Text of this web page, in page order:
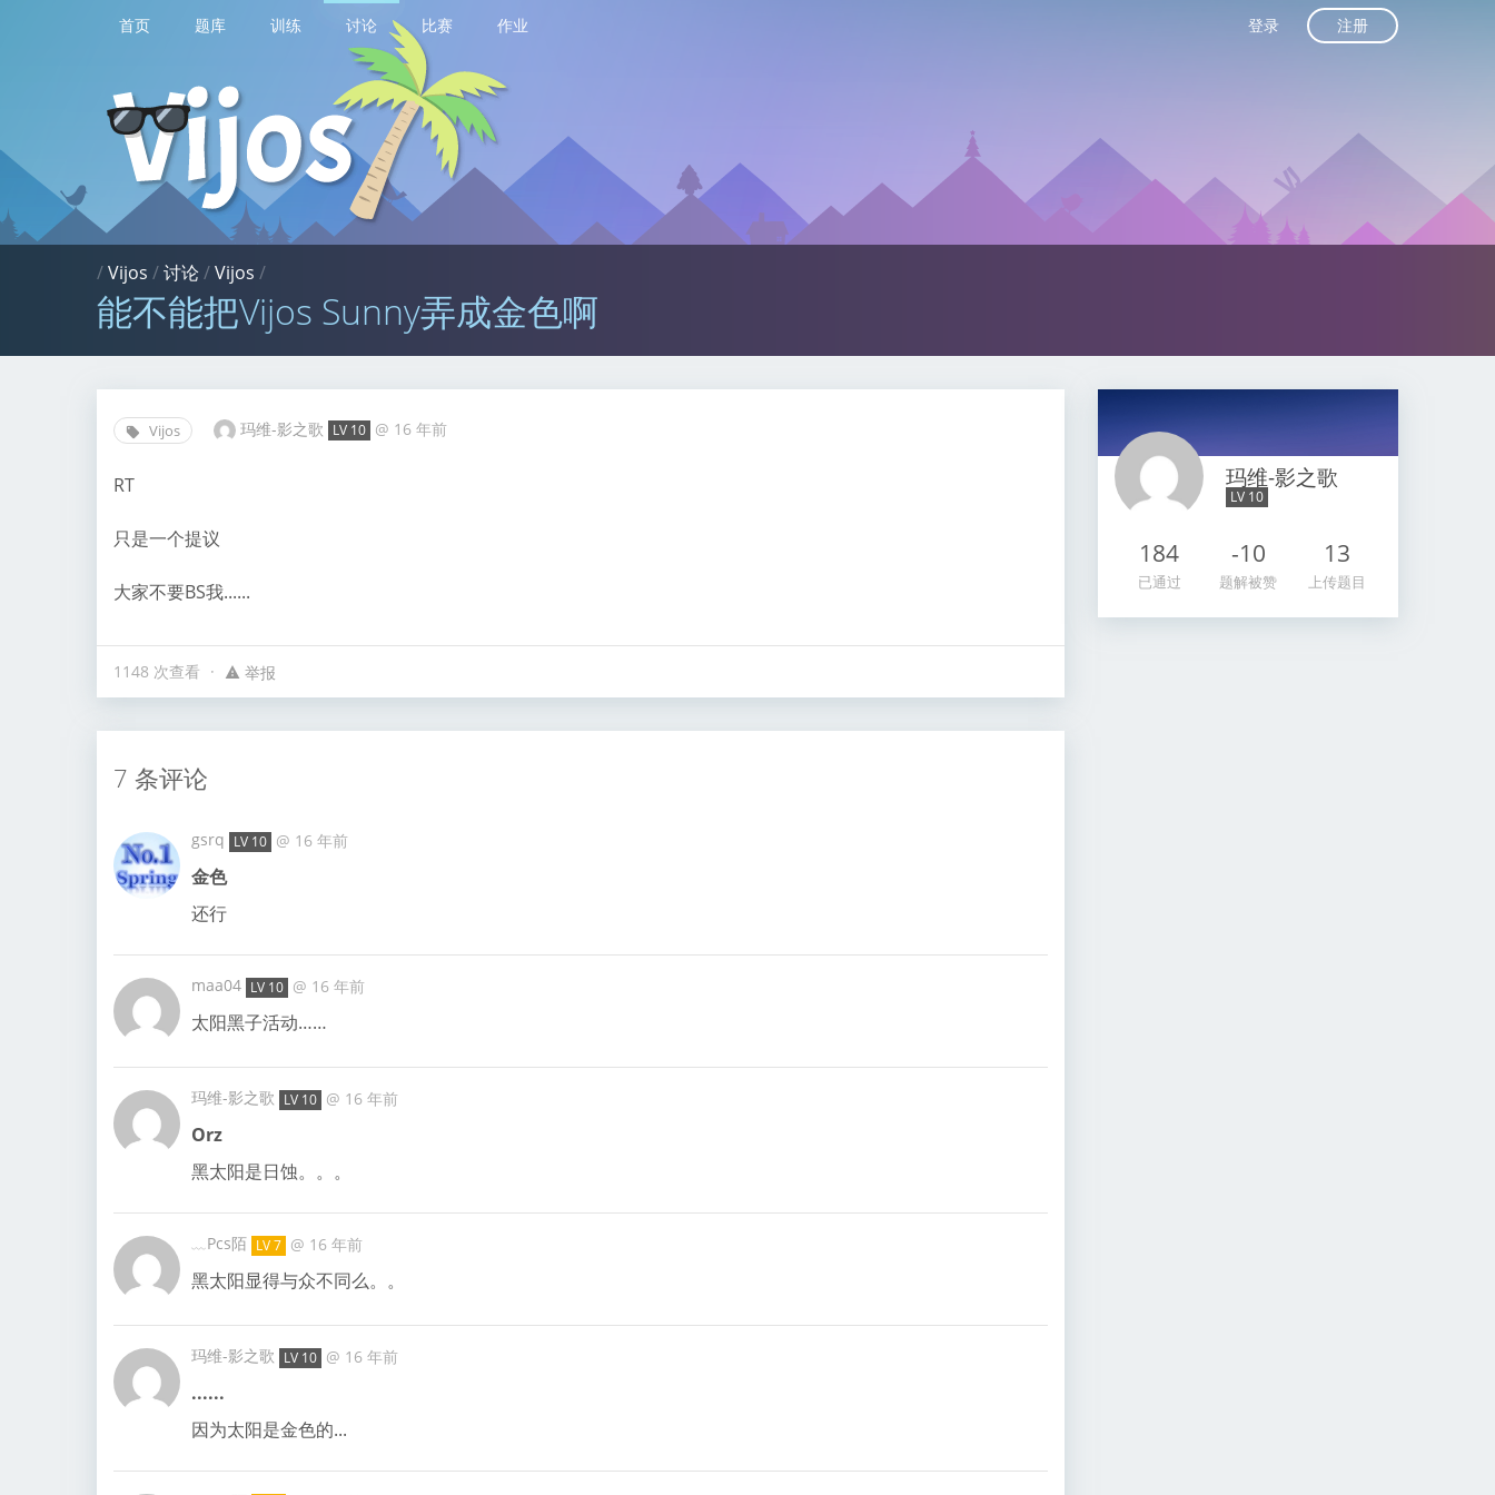
首页 题库 训练 讨论 比赛 作业 登录 注册
/Vijos /讨论/Vijos /
能不能把Vijos Sunny弄成金色啊
Vijos 玛维-影之歌 LV 10 @ 16 年前
RT
只是一个提议
大家不要BS我......
1148 次查看 举报
7 条评论
gsrq LV 10 @ 16 年前
金色
还行
maa04 LV 10 @ 16 年前
太阳黑子活动……
玛维-影之歌 LV 10 @ 16 年前
Orz
黑太阳是日蚀。。。
﹏Pcs陌 LV 7 @ 16 年前
黑太阳显得与众不同么。。
玛维-影之歌 LV 10 @ 16 年前
......
因为太阳是金色的...
玛维-影之歌
LV 10
184
已通过
-10
题解被赞
13
上传题目